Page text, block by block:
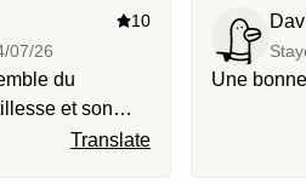
07/26
10
du
et son
à FranckyTranslate
Une